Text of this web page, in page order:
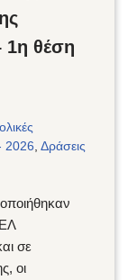
1η θέση
2026 Δράσεις
σε
οι